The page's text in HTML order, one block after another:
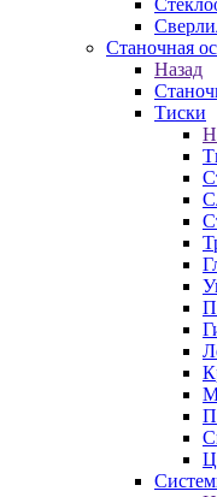
Станочная
Назад
Тиски